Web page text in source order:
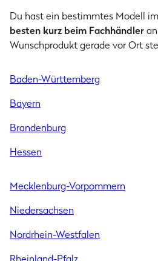
Du hast ein bestimmtes Modell
besten kurz beim Fachhändler
Wunschprodukt gerade vor Ort
Baden-Württemberg
Bayern
Brandenburg
Hessen
Mecklenburg-Vorpommern
Niedersachsen
Nordrhein-Westfalen